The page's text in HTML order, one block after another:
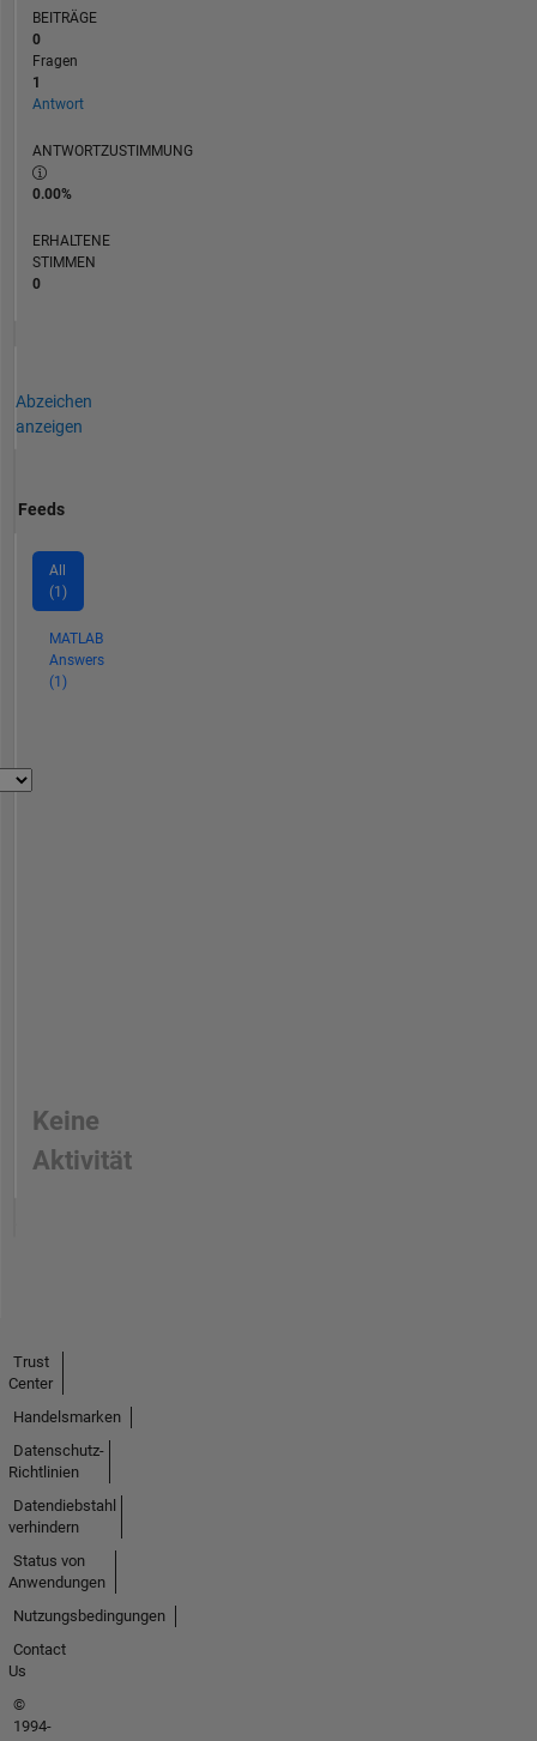
BEITRÄGE
0
Fragen
1
Antwort
ANTWORTZUSTIMMUNG
0.00%
ERHALTENE
STIMMEN
0
Abzeichen
anzeigen
Feeds
All
(1)
MATLAB
Answers
(1)
Keine
Aktivität
Trust
Center
Handelsmarken
Datenschutz-
Richtlinien
Datendiebstahl
verhindern
Status von
Anwendungen
Nutzungsbedingungen
Contact
Us
©
1994-